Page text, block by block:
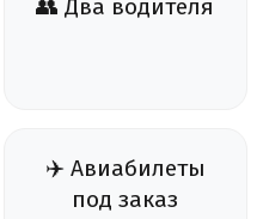
👥 Два водителя
✈️ Авиабилеты
под заказ